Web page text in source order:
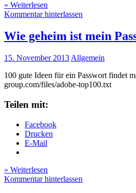
» Weiterlesen
Kommentar hinterlassen
Wie geheim ist mein
15. November 2013 Allgemein
100 gute Ideen für ein Passwort findet
group.com/files/adobe-top100.txt
Teilen mit:
Facebook
Drucken
E-Mail
» Weiterlesen
Kommentar hinterlassen